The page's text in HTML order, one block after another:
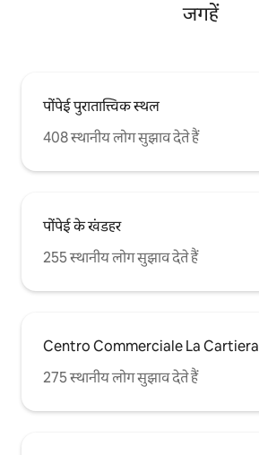
जगहें
पोंपेई पुरातात्त्विक स्थल
408 स्थानीय लोग सुझाव देते हैं
पोंपेई के खंडहर
255 स्थानीय लोग सुझाव देते हैं
Centro Commerciale La Cartiera
275 स्थानीय लोग सुझाव देते हैं